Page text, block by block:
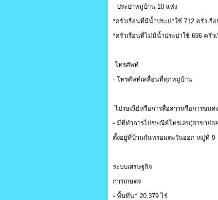
- ประปาหมู่บ้าน 10 แห่ง
*ครัวเรือนที่มีน้ำประปาใช้ 712 ครัวเรื
*ครัวเรือนที่ไม่มีน้ำประปาใช้ 696 ครัว
โทรศัพท์
- โทรศัพท์เคลื่อนที่ทุกหมู่บ้าน
ไปรษณีย์หรือการสื่อสารหรือการขน
- มีที่ทำการไปรษณีย์โทรเลข(สาขาย่อ
ตั้งอยู่ที่บ้านกันทรอมตะวันออก หมู่ที่ 9
ระบบเศรษฐกิจ
การเกษตร
- พื้นที่นา 20,379 ไร่